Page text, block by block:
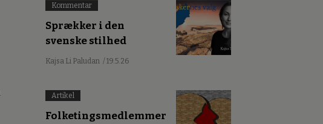
Kommentar
Sprækker i den
svenske stilhed
Kajsa Li Paludan / 19.5.26
Artikel
Folketingsmedlemmer